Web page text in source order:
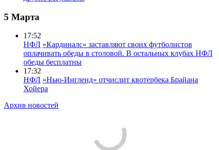
5 Марта
17:52
НФЛ «Кардиналс» заставляют своих футболистов
оплачивать обеды в столовой. В остальных клубах НФЛ
обеды бесплатны
17:32
НФЛ «Нью-Ингленд» отчислит квотербека Брайана
Хойера
Архив новостей